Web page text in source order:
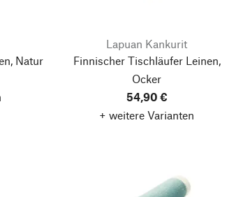
Natur
Lapuan Kankurit
Finnischer Tischläufer Leinen,
Ocker
54,90 €
+ weitere Varianten